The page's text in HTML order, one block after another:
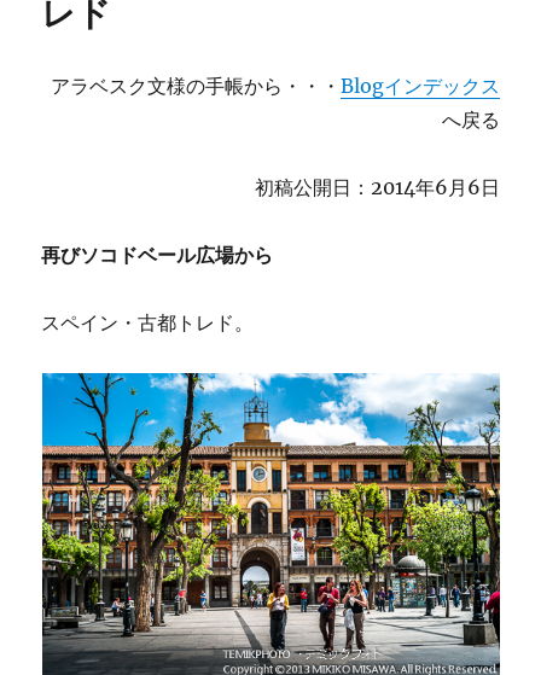
レド
アラベスク文様の手帳から・・・ Blogインデックス
へ戻る
初稿公開日：2014年6月6日
再びソコドベール広場から
スペイン・古都トレド。